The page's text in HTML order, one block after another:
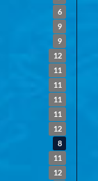
6
9
9
12
11
11
11
11
12
8
11
12